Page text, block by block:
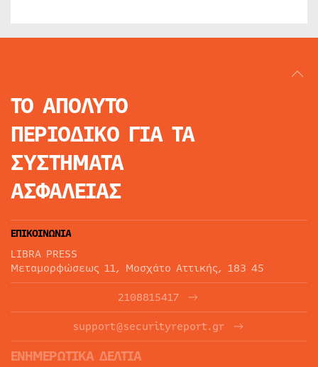
ΤΟ ΑΠΟΛΥΤΟ
ΠΕΡΙΟΔΙΚΟ ΓΙΑ ΤΑ
ΣΥΣΤΗΜΑΤΑ
ΑΣΦΑΛΕΙΑΣ
ΕΠΙΚΟΙΝΩΝΙΑ
LIBRA PRESS
Μεταμορφώσεως 11, Μοσχάτο Αττικής, 183 45
2108815417
support@securityreport.gr
ΕΝΗΜΕΡΩΤΙΚΑ ΔΕΛΤΙΑ